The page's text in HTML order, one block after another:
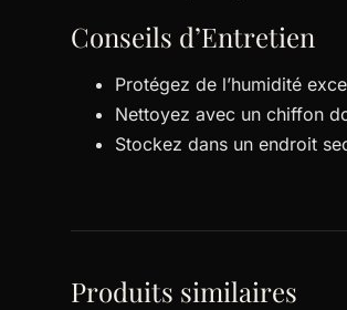
Conseils d’Entretien
Protégez de l’humidité
Nettoyez avec un chiffon
Stockez dans un endroit
Produits similaires